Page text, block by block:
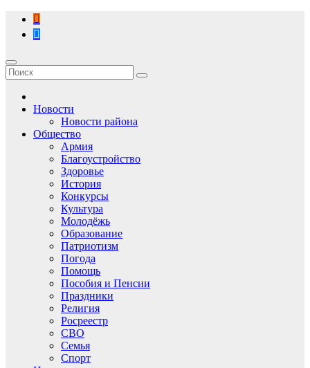
Перейти
содержимому
Новости
Новости района
Общество
Армия
Благоустройство
Здоровье
История
Конкурсы
Культура
Молодёжь
Образование
Патриотизм
Погода
Помощь
Пособия и Пенсии
Праздники
Религия
Росреестр
СВО
Семья
Спорт